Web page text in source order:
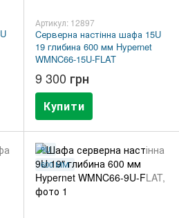
Артикул: 12897
Cерверна настінна шафа 15U
19 глибина 600 мм Hypernet
WMNC66-15U-FLAT
9 300 грн
Купити
9U
600 ММ